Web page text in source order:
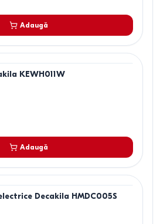
Adaugă
KEWH011W
Adaugă
Decakila HMDC005S